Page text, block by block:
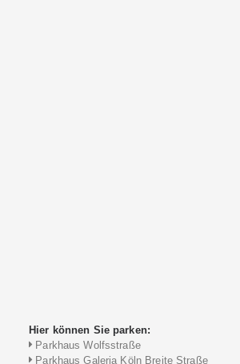
Hier können Sie parken:
Parkhaus Wolfsstraße
Parkhaus Galeria Köln Breite Straße